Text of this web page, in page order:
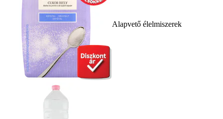
Alapvető élelmiszerek